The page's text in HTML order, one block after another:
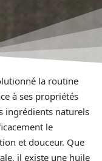
la routine
à ses propriétés
ingrédients naturels
le
et douceur. Que
il existe une huile